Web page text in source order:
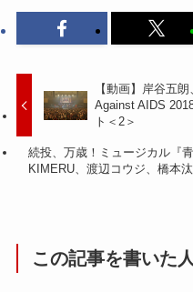
【動画】岸谷五
Against AIDS
ト＜2＞
続投、万歳！ミュージカル『
KIMERU、渡辺コウジ、橋本
この記事を書いた人